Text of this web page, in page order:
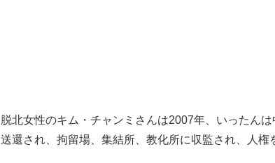
脱北女性のキム・チャンミさんは2007年、いったん
送還され、拘留場、集結所、教化所に収監され、人権